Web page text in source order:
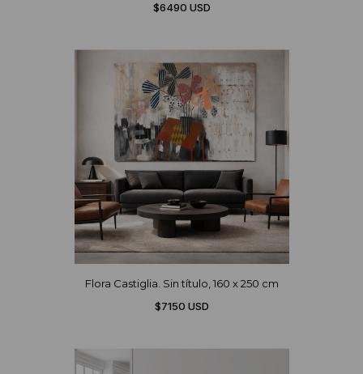
$6490 USD
Flora Castiglia. Sin título, 160 x 250 cm
$7150 USD